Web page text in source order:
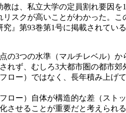
は、私立大学の定員割れ要因
スクが高いことがわかった。
』第93巻第1号に掲載されている
の3つの水準（マルチレベル）か
れず、むしろ3大都市圏の都市
ロー）ではなく、長年積み上
ロー）自体が構造的な差（ス
させることが重要だと考えられる